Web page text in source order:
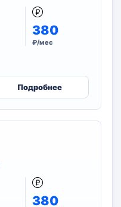
380
₽/мес
Подробнее
380